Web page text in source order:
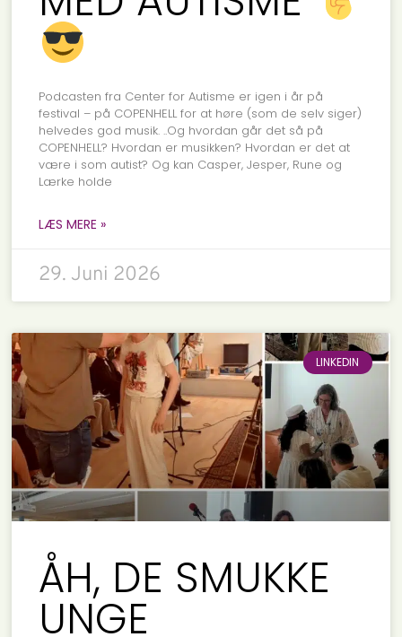
Podcasten fra Center for Autisme er igen i år på
festival – på COPENHELL for at høre (som de selv siger)
helvedes god musik. ..Og hvordan går det så på
COPENHELL? Hvordan er musikken? Hvordan er det at
være i som autist? Og kan Casper, Jesper, Rune og
Lærke holde
LÆS MERE »
29. Juni 2026
LINKEDIN
ÅH, DE SMUKKE
UNGE